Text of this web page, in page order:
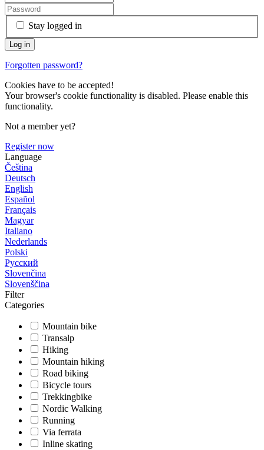
Stay logged in
Forgotten password?
Cookies have to be accepted!
Your browser's cookie functionality is disabled. Please enable this
functionality.
Not a member yet?
Register now
Language
Čeština
Deutsch
English
Español
Français
Magyar
Italiano
Nederlands
Polski
Русский
Slovenčina
Slovenščina
Filter
Categories
Mountain bike
Transalp
Hiking
Mountain hiking
Road biking
Bicycle tours
Trekkingbike
Nordic Walking
Running
Via ferrata
Inline skating